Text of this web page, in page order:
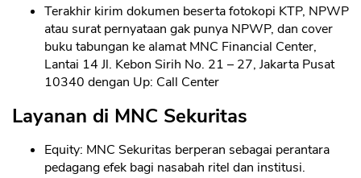
Terakhir kirim dokumen beserta fotokopi KTP, NPWP
atau surat pernyataan gak punya NPWP, dan cover
buku tabungan ke alamat MNC Financial Center,
Lantai 14 Jl. Kebon Sirih No. 21 – 27, Jakarta Pusat
10340 dengan Up: Call Center
Layanan di MNC Sekuritas
Equity: MNC Sekuritas berperan sebagai perantara
pedagang efek bagi nasabah ritel dan institusi.